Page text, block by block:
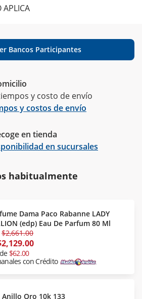
Bancos Participantes
y costo de envío
y costos de envío
en tienda
en sucursales
habitualmente
Dama Paco Rabanne LADY
(edp) Eau De Parfum 80 Ml
$2,661.00
$62.00
con Crédito
Anillo Oro 10k 133